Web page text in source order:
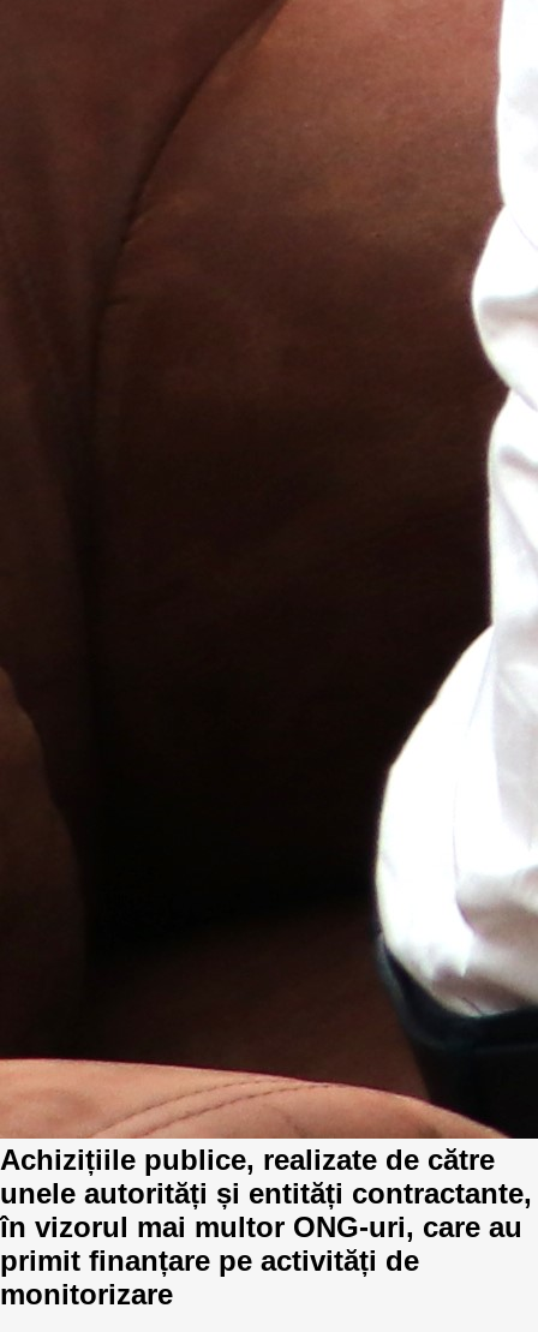
Achizițiile publice, realizate de către
unele autorități și entități contractante,
în vizorul mai multor ONG-uri, care au
primit finanțare pe activități de
monitorizare